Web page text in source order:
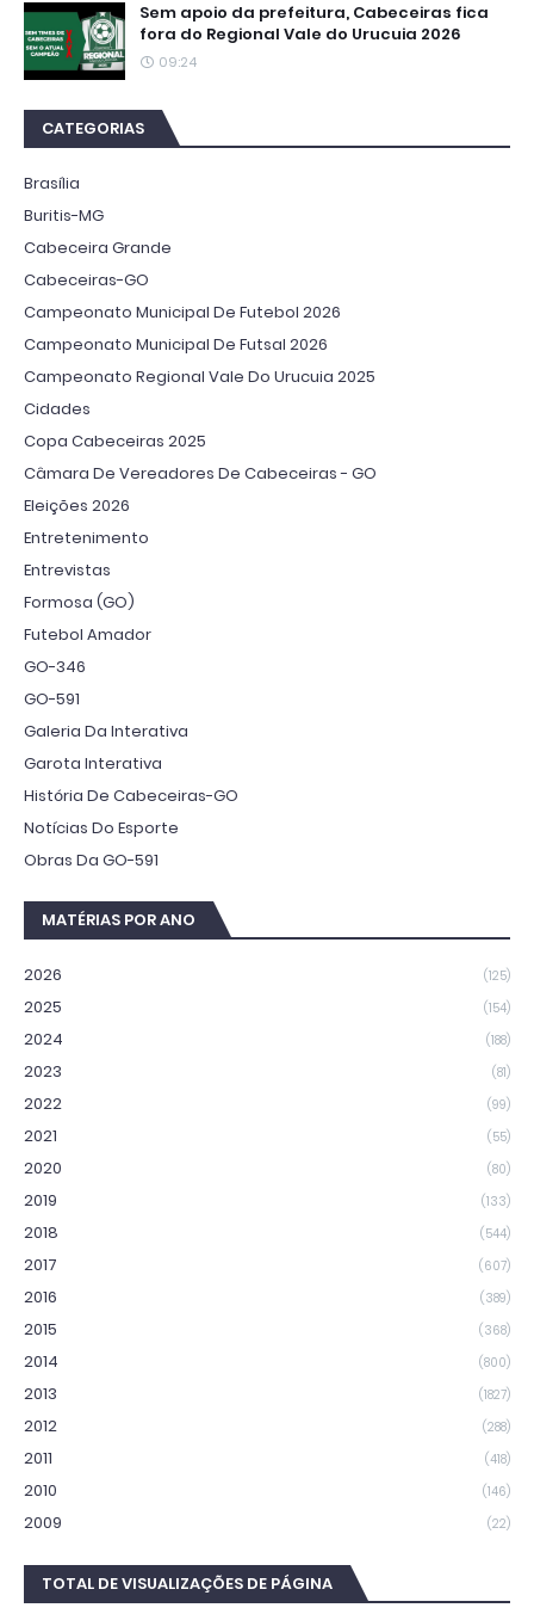
Sem apoio da prefeitura, Cabeceiras fica
fora do Regional Vale do Urucuia 2026
09:24
CATEGORIAS
Brasília
Buritis-MG
Cabeceira Grande
Cabeceiras-GO
Campeonato Municipal De Futebol 2026
Campeonato Municipal De Futsal 2026
Campeonato Regional Vale Do Urucuia 2025
Cidades
Copa Cabeceiras 2025
Câmara De Vereadores De Cabeceiras - GO
Eleições 2026
Entretenimento
Entrevistas
Formosa (GO)
Futebol Amador
GO-346
GO-591
Galeria Da Interativa
Garota Interativa
História De Cabeceiras-GO
Notícias Do Esporte
Obras Da GO-591
MATÉRIAS POR ANO
2026 (125)
2025 (154)
2024 (188)
2023 (81)
2022 (99)
2021 (55)
2020 (80)
2019 (133)
2018 (544)
2017 (607)
2016 (389)
2015 (368)
2014 (800)
2013 (1827)
2012 (288)
2011 (418)
2010 (146)
2009 (22)
TOTAL DE VISUALIZAÇÕES DE PÁGINA